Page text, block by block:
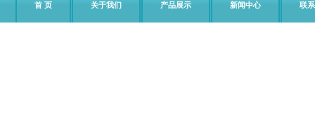
首 页 关于我们 产品展示 新闻中心 联